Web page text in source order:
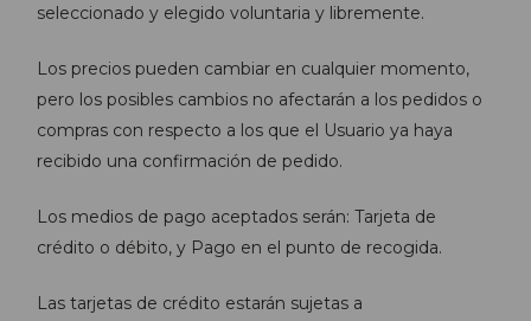
seleccionado y elegido voluntaria y libremente.
Los precios pueden cambiar en cualquier momento,
pero los posibles cambios no afectarán a los pedidos o
compras con respecto a los que el Usuario ya haya
recibido una confirmación de pedido.
Los medios de pago aceptados serán: Tarjeta de
crédito o débito, y Pago en el punto de recogida.
Las tarjetas de crédito estarán sujetas a